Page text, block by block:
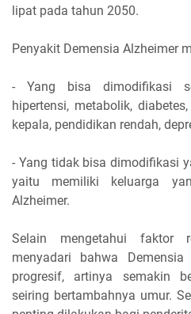
lipat pada tahun 2050.
Penyakit Demensia Alzheimer
- Yang bisa dimodifikasi
hipertensi, metabolik,
kepala, pendidikan rendah,
- Yang tidak bisa dimodifikasi
yaitu memiliki keluarga
Alzheimer.
Selain mengetahui faktor
menyadari bahwa
progresif, artinya semakin
seiring bertambahnya umur.